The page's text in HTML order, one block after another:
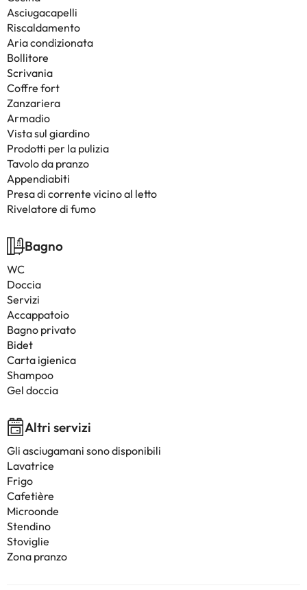
Asciugacapelli
Riscaldamento
Aria condizionata
Bollitore
Scrivania
Coffre fort
Zanzariera
Armadio
Vista sul giardino
Prodotti per la pulizia
Tavolo da pranzo
Appendiabiti
Presa di corrente vicino al letto
Rivelatore di fumo
Bagno
WC
Doccia
Servizi
Accappatoio
Bagno privato
Bidet
Carta igienica
Shampoo
Gel doccia
Altri servizi
Gli asciugamani sono disponibili
Lavatrice
Frigo
Cafetière
Microonde
Stendino
Stoviglie
Zona pranzo